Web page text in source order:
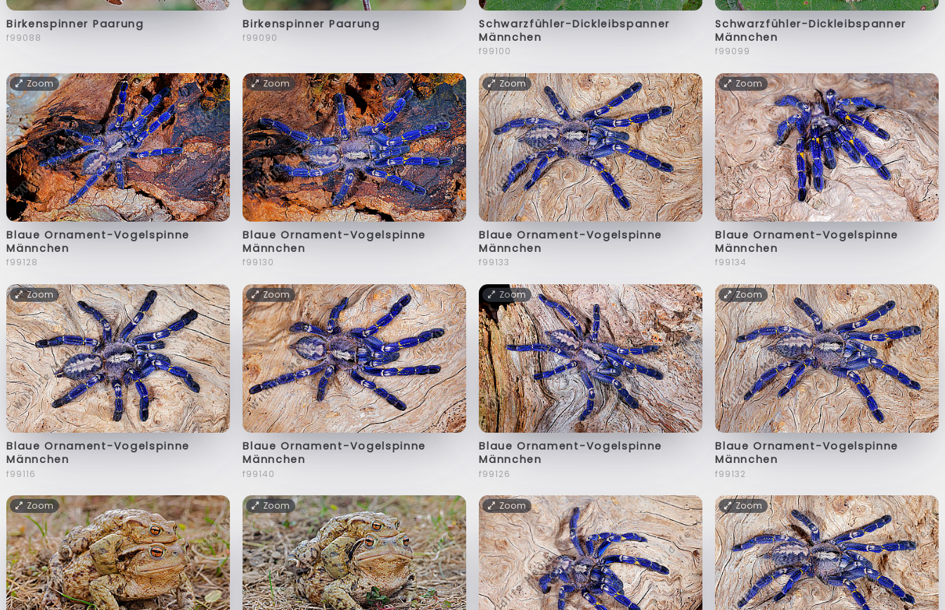
Birkenspinner Paarung
f99088
Birkenspinner Paarung
f99090
Schwarzfühler-Dickleibspanner
Männchen
f99100
Schwarzfühler-Dickleibspanner
Männchen
f99099
Zoom
Blaue Ornament-Vogelspinne
Männchen
f99128
Zoom
Blaue Ornament-Vogelspinne
Männchen
f99130
Zoom
Blaue Ornament-Vogelspinne
Männchen
f99133
Zoom
Blaue Ornament-Vogelspinne
Männchen
f99134
Zoom
Blaue Ornament-Vogelspinne
Männchen
f99116
Zoom
Blaue Ornament-Vogelspinne
Männchen
f99140
Zoom
Blaue Ornament-Vogelspinne
Männchen
f99126
Zoom
Blaue Ornament-Vogelspinne
Männchen
f99132
Zoom Zoom Zoom Zoom